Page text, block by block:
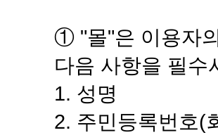
① "몰"은 이용자
다음 사항을 필수
1. 성명
2. 주민등록번호(